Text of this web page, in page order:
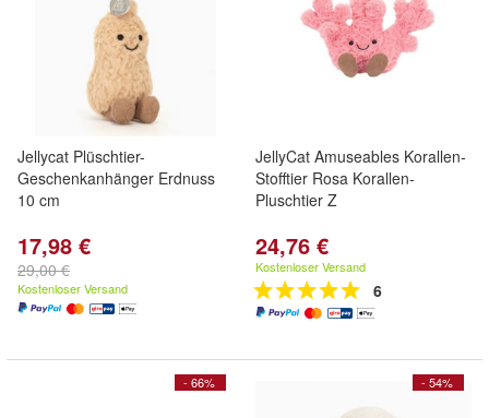
Jellycat Plüschtier-
Geschenkanhänger Erdnuss
10 cm
17,98 €
29,00 €
Kostenloser Versand
JellyCat Amuseables Korallen-
Stofftier Rosa Korallen-
Pluschtier Z
24,76 €
Kostenloser Versand
6
- 66% - 54%